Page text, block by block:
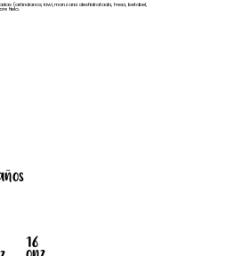
(arándanos, kiwi, manzana deshidratada, fresa, betabel,
hielo.
16